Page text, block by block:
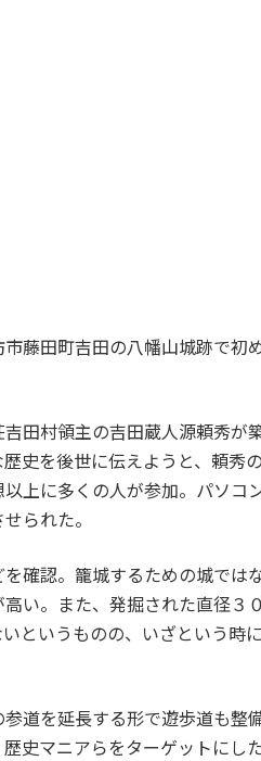
田町吉田の八幡山城跡で初
村領主の吉田蔵人源頼秀が
史を後世に伝えようと、頼秀
上に多くの人が参加。パソ
られた。
認。籠城するための城では
い。また、発掘された直径
というものの、いざという
を延長する形で遊歩道も整
史マニアらをターゲットにし